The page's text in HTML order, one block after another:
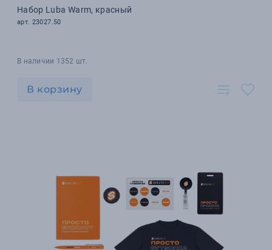
Набор Luba Warm, красный
арт. 23027.50
В наличии 1352 шт.
В корзину